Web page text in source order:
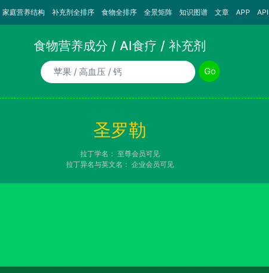
家庭营养结构 补充剂全排序 食物全排序 全景矩阵 知识图谱 文章 APP API
食物营养成分 / AI食疗 / 补充剂
食物/AI食疗诉求/补充剂名称
Go
圣罗勒
拉丁学名： 至尊会员可见
拉丁异名与英文名： 企业会员可见